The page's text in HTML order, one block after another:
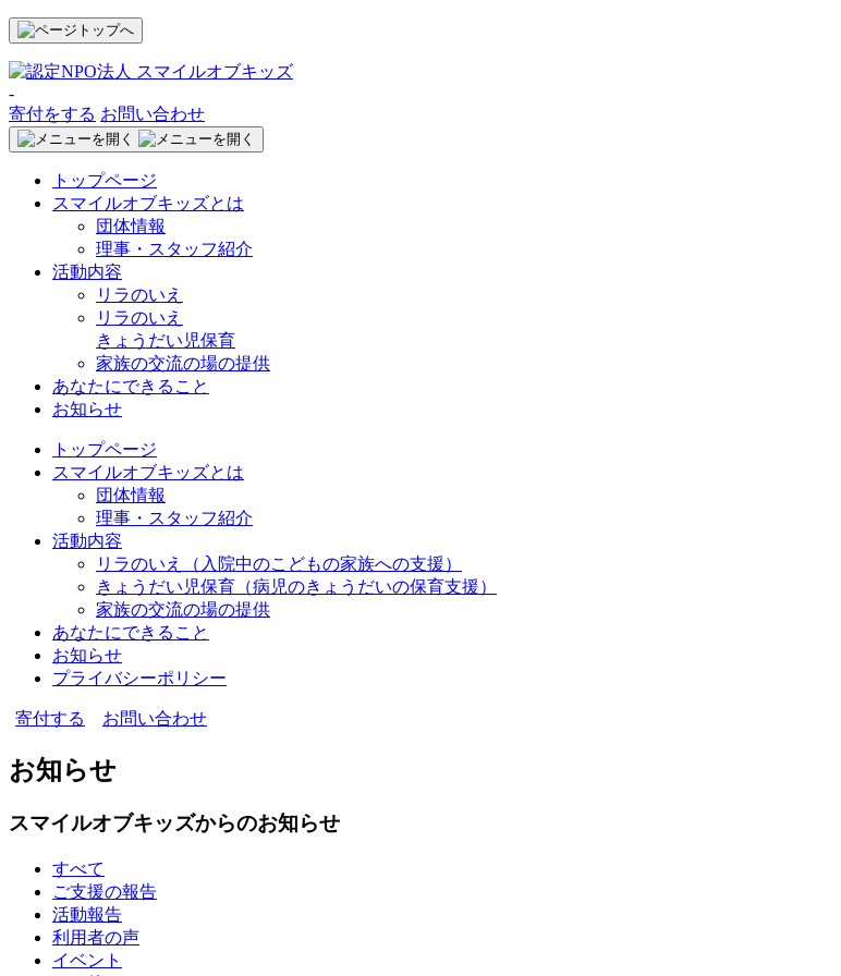
-
寄付をする お問い合わせ
トップページ
スマイルオブキッズとは
団体情報
理事・スタッフ紹介
活動内容
リラのいえ
リラのいえ
きょうだい児保育
家族の交流の場の提供
あなたにできること
お知らせ
トップページ
スマイルオブキッズとは
団体情報
理事・スタッフ紹介
活動内容
リラのいえ
（入院中のこどもの家族への支援）
きょうだい児保育 （病児のきょうだいの保育支援）
家族の交流の場の提供
あなたにできること
お知らせ
プライバシーポリシー
寄付する お問い合わせ
お知らせ
スマイルオブキッズからのお知らせ
すべて
ご支援の報告
活動報告
利用者の声
イベント